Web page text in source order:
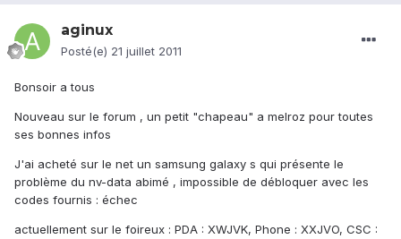
aginux
Posté(e) 21 juillet 2011
Bonsoir a tous
Nouveau sur le forum , un petit "chapeau" a melroz pour toutes
ses bonnes infos
J'ai acheté sur le net un samsung galaxy s qui présente le
problème du nv-data abimé , impossible de débloquer avec les
codes fournis : échec
actuellement sur le foireux : PDA : XWJVK, Phone : XXJVO, CSC :